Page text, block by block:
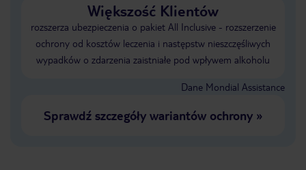
Większość Klientów
rozszerza ubezpieczenia o pakiet All Inclusive - rozszerzenie
ochrony od kosztów leczenia i następstw nieszczęśliwych
wypadków o zdarzenia zaistniałe pod wpływem alkoholu
Dane Mondial Assistance
Sprawdź szczegóły wariantów ochrony»